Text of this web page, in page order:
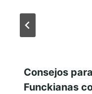
Consejos
Funckianas